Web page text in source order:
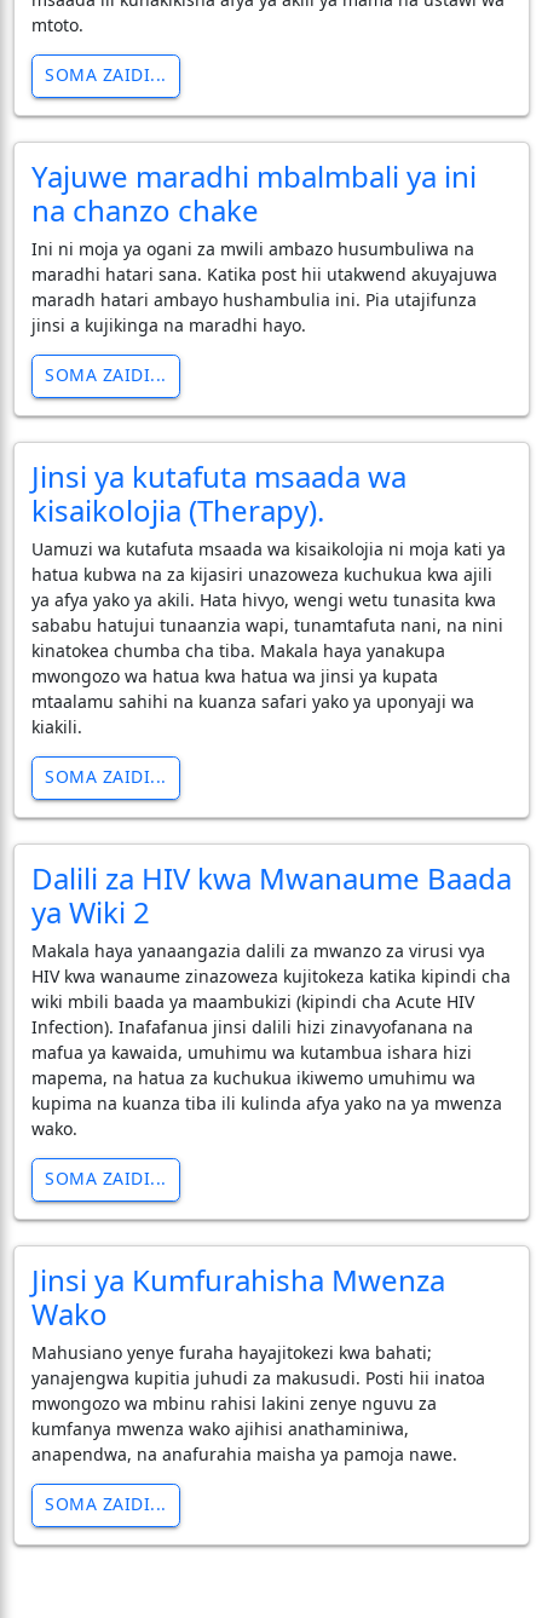
mtoto.
SOMA ZAIDI...
Yajuwe maradhi mbalmbali ya ini
na chanzo chake
Ini ni moja ya ogani za mwili ambazo husumbuliwa na
maradhi hatari sana. Katika post hii utakwend akuyajuwa
maradh hatari ambayo hushambulia ini. Pia utajifunza
jinsi a kujikinga na maradhi hayo.
SOMA ZAIDI...
Jinsi ya kutafuta msaada wa
kisaikolojia (Therapy).
Uamuzi wa kutafuta msaada wa kisaikolojia ni moja kati ya
hatua kubwa na za kijasiri unazoweza kuchukua kwa ajili
ya afya yako ya akili. Hata hivyo, wengi wetu tunasita kwa
sababu hatujui tunaanzia wapi, tunamtafuta nani, na nini
kinatokea chumba cha tiba. Makala haya yanakupa
mwongozo wa hatua kwa hatua wa jinsi ya kupata
mtaalamu sahihi na kuanza safari yako ya uponyaji wa
kiakili.
SOMA ZAIDI...
Dalili za HIV kwa Mwanaume Baada
ya Wiki 2
Makala haya yanaangazia dalili za mwanzo za virusi vya
HIV kwa wanaume zinazoweza kujitokeza katika kipindi cha
wiki mbili baada ya maambukizi (kipindi cha Acute HIV
Infection). Inafafanua jinsi dalili hizi zinavyofanana na
mafua ya kawaida, umuhimu wa kutambua ishara hizi
mapema, na hatua za kuchukua ikiwemo umuhimu wa
kupima na kuanza tiba ili kulinda afya yako na ya mwenza
wako.
SOMA ZAIDI...
Jinsi ya Kumfurahisha Mwenza
Wako
Mahusiano yenye furaha hayajitokezi kwa bahati;
yanajengwa kupitia juhudi za makusudi. Posti hii inatoa
mwongozo wa mbinu rahisi lakini zenye nguvu za
kumfanya mwenza wako ajihisi anathaminiwa,
anapendwa, na anafurahia maisha ya pamoja nawe.
SOMA ZAIDI...